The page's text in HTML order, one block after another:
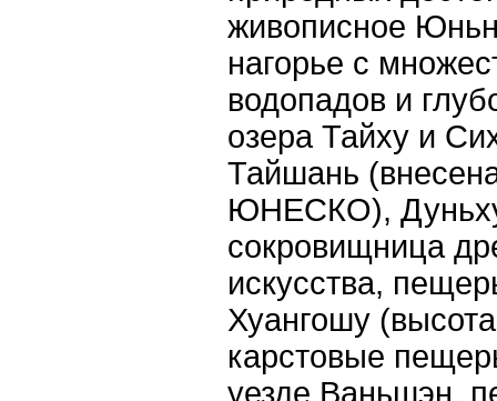
живописное
нагорье с
водопадов и
озера Тайху и
Тайшань
ЮНЕСКО),
сокровищница
искусства,
Хуангошу
карстовые
уезде Ваньшэн,